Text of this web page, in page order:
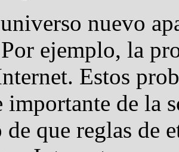
nuevo
ejemplo, la
Estos
importante de la
de que reglas de